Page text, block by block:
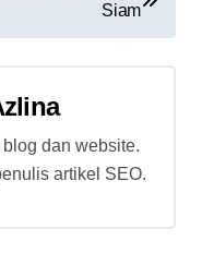
Siam
dan website.
artikel SEO.